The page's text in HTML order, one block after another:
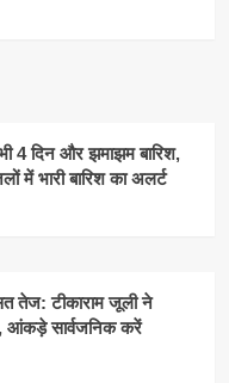
दिन और झमाझम बारिश,
में भारी बारिश का अलर्ट
तेज: टीकाराम जूली ने
आंकड़े सार्वजनिक करें